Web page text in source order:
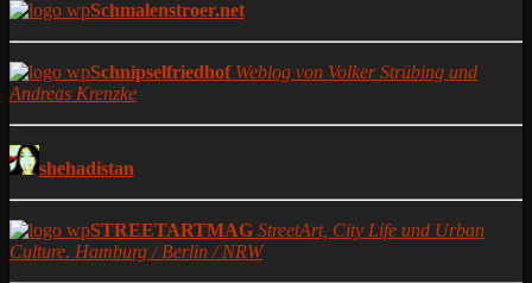
Schmalenstroer.net
Schnipselfriedhof Weblog von Volker Strübing und
Andreas Krenzke
shehadistan
STREETARTMAG StreetArt, City Life und Urban
Culture. Hamburg / Berlin / NRW